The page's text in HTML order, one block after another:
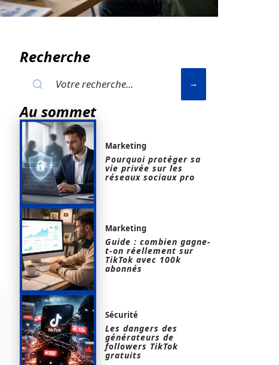
Recherche
Au sommet
Marketing
Pourquoi protéger sa
vie privée sur les
réseaux sociaux pro
Marketing
Guide : combien gagne-
t-on réellement sur
TikTok avec 100k
abonnés
Sécurité
Les dangers des
générateurs de
followers TikTok
gratuits